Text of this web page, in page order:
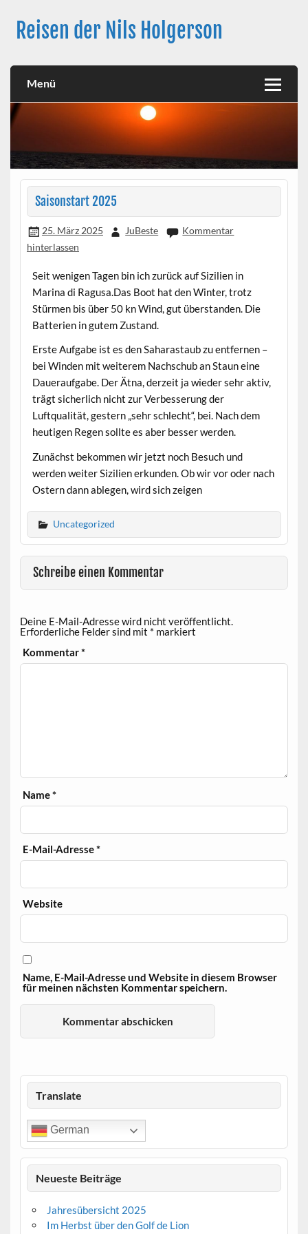
contentReisen der Nils Holgerson
Menü
Saisonstart 2025
25. März 2025 JuBeste
Kommentar
hinterlassen
Seit wenigen Tagen bin ich zurück auf Sizilien in
Marina di Ragusa.Das Boot hat den Winter, trotz
Stürmen bis über 50 kn Wind, gut überstanden. Die
Batterien in gutem Zustand.
Erste Aufgabe ist es den Saharastaub zu entfernen –
bei Winden mit weiterem Nachschub an Staun eine
Daueraufgabe. Der Ätna, derzeit ja wieder sehr aktiv,
trägt sicherlich nicht zur Verbesserung der
Luftqualität, gestern „sehr schlecht“, bei. Nach dem
heutigen Regen sollte es aber besser werden.
Zunächst bekommen wir jetzt noch Besuch und
werden weiter Sizilien erkunden. Ob wir vor oder nach
Ostern dann ablegen, wird sich zeigen
Uncategorized
Schreibe einen Kommentar
Deine E-Mail-Adresse wird nicht veröffentlicht.
Erforderliche Felder sind mit * markiert
Kommentar*
Name*
E-Mail-Adresse*
Website
Name, E-Mail-Adresse und Website in diesem Browser
für meinen nächsten Kommentar speichern.
Translate
German
Neueste Beiträge
Jahresübersicht 2025
Im Herbst über den Golf de Lion